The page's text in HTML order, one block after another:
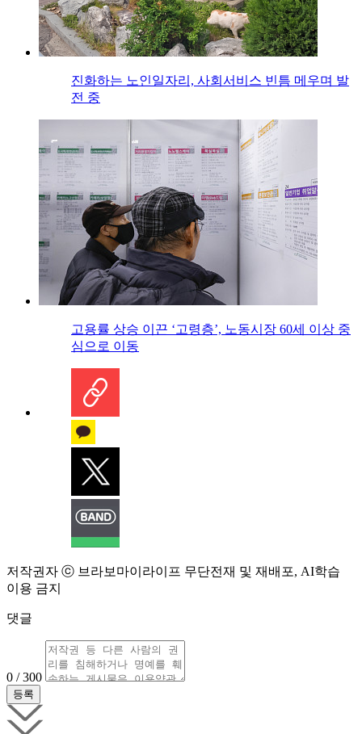
진화하는 노인일자리, 사회서비스 빈틈 메우며 발
전 중
고용률 상승 이끈 ‘고령층’, 노동시장 60세 이상 중
심으로 이동
저작권자 ⓒ 브라보마이라이프 무단전재 및 재배포, AI학습
이용 금지
댓글
0 / 300